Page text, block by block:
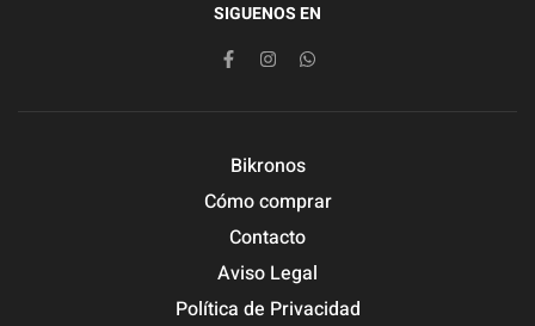
SIGUENOS EN
Bikronos
Cómo comprar
Contacto
Aviso Legal
Política de Privacidad